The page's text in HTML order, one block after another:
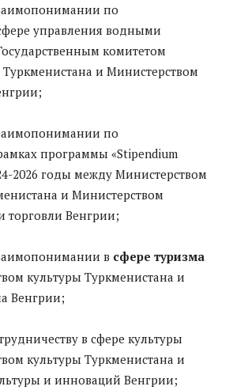
по
управления водными
комитетом
Туркменистана и Министерством
по
программы «Stipendium
2026 годы между Министерством
и Министерством
торговли Венгрии;
в сфере туризма
культуры Туркменистана и
Венгрии;
в сфере культуры
культуры Туркменистана и
и инноваций Венгрии;